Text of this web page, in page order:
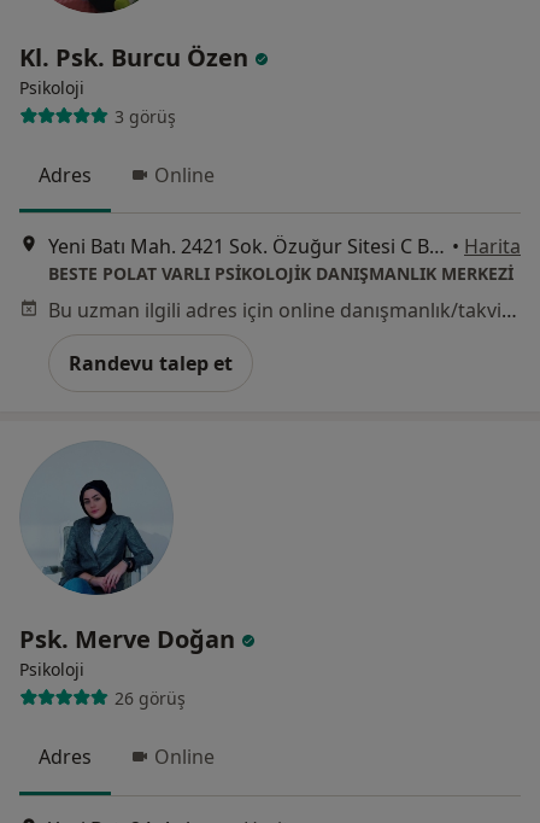
Kl. Psk. Burcu Özen
Psikoloji
3 görüş
Adres Online
Yeni Batı Mah. 2421 Sok. Özuğur Sitesi C Blok No: 2 CA Batıkent, Ankara • Harita
BESTE POLAT VARLI PSİKOLOJİK DANIŞMANLIK MERKEZİ
Bu uzman ilgili adres için online danışmanlık/takvim sunmuyor.
Randevu talep et
Psk. Merve Doğan
Psikoloji
26 görüş
Adres Online